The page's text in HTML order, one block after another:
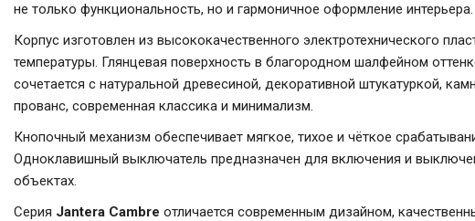
не только функциональность, но и гармоничное оформление интерьера.
Корпус изготовлен из высококачественного электротехнического
температуры. Глянцевая поверхность в благородном шалфейном
сочетается с натуральной древесиной, декоративной штукатуркой,
прованс, современная классика и минимализм.
Кнопочный механизм обеспечивает мягкое, тихое и чёткое
Одноклавишный выключатель предназначен для включения и
объектах.
Серия Jantera Cambre отличается современным дизайном,